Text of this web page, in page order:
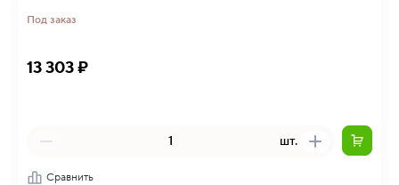
Под заказ
13 303 ₽
шт.
Сравнить